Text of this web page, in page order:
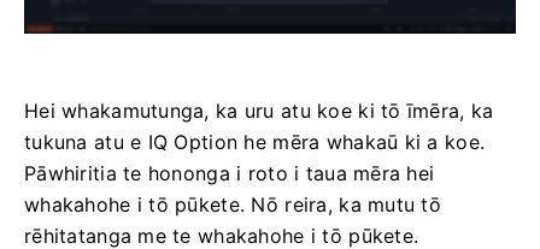
Hei whakamutunga, ka uru atu koe ki tō īmēra, ka
tukuna atu e IQ Option he mēra whakaū ki a koe.
Pāwhiritia te hononga i roto i taua mēra hei
whakahohe i tō pūkete. Nō reira, ka mutu tō
rēhitatanga me te whakahohe i tō pūkete.